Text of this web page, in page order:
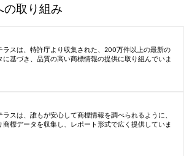
の取り組み
ラスは、特許庁より収集された、200万件以上の最新の
に基づき、品質の高い商標情報の提供に取り組んでいま
ラスは、誰もが安心して商標情報を調べられるように、
商標データを収集し、レポート形式で広く提供していま